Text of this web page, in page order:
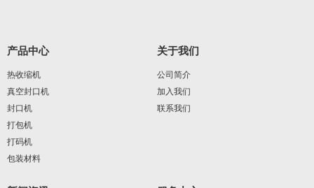
产品中心
热收缩机
真空封口机
封口机
打包机
打码机
包装材料
关于我们
公司简介
加入我们
联系我们